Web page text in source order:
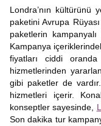
Londra’nın kültürünü
paketini Avrupa
paketlerin
Kampanya
fiyatları ciddi
hizmetlerinden
gibi paketler de
hizmetleri içerir.
konseptler sayesinde,
Son dakika tur